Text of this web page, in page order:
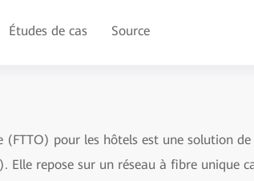
Études de cas Source
pour les hôtels est une solution
Elle repose sur un réseau à fibre unique